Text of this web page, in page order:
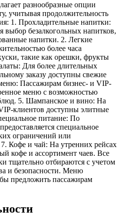
разнообразные опции
учитывая продолжительность
1. Прохладительные напитки:
выбор безалкогольных напитков,
напитки. 2. Легкие
более часа
такие как орешки, фрукты
Для более длительных
заказу доступны свежие
Пассажирам бизнес- и VIP-
меню с возможностью
5. Шампанское и вино: На
клиентов доступны элитные
питание: По
специальное
ограничений или
Кофе и чай: На утренних рейсах
кофе и ассортимент чаев. Все
тщательно отбираются с учетом
и безопасности. Меню
предложить пассажирам